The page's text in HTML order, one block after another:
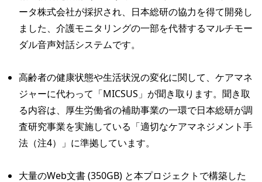
ータ株式会社が採択され、日本総研の協力を得て開発し
ました、介護モニタリングの一部を代替するマルチモー
ダル音声対話システムです。
高齢者の健康状態や生活状況の変化に関して、ケアマネ
ジャーに代わって「MICSUS」が聞き取ります。聞き取
る内容は、厚生労働省の補助事業の一環で日本総研が調
査研究事業を実施している「適切なケアマネジメント手
法（注4）」に準拠しています。
大量のWeb文書 (350GB) と本プロジェクトで構築した